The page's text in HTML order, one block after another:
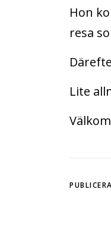
Hon
resa
Lite